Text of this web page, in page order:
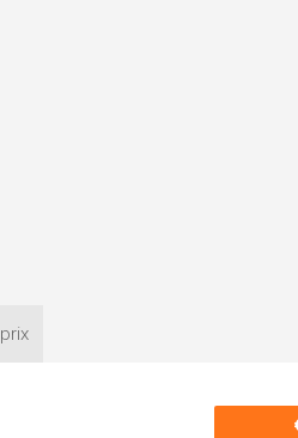
prix